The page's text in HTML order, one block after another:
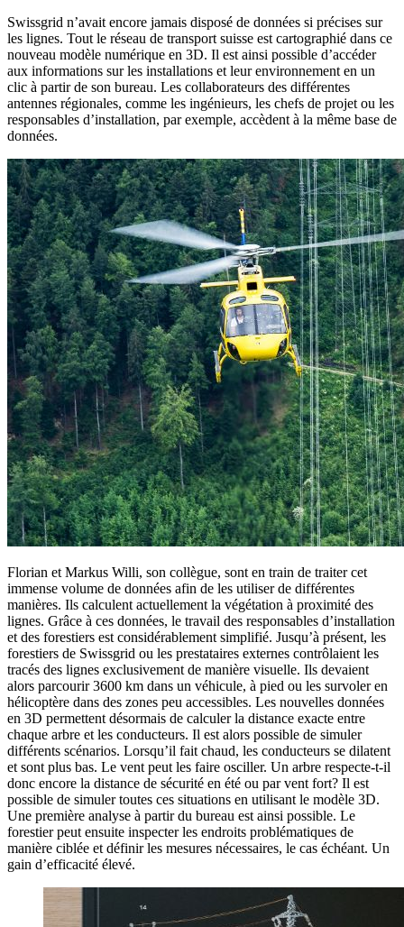
Swissgrid n’avait encore jamais disposé de données si précises sur
les lignes. Tout le réseau de transport suisse est cartographié dans ce
nouveau modèle numérique en 3D. Il est ainsi possible d’accéder
aux informations sur les installations et leur environnement en un
clic à partir de son bureau. Les collaborateurs des différentes
antennes régionales, comme les ingénieurs, les chefs de projet ou les
responsables d’installation, par exemple, accèdent à la même base de
données.
Florian et Markus Willi, son collègue, sont en train de traiter cet
immense volume de données afin de les utiliser de différentes
manières. Ils calculent actuellement la végétation à proximité des
lignes. Grâce à ces données, le travail des responsables d’installation
et des forestiers est considérablement simplifié. Jusqu’à présent, les
forestiers de Swissgrid ou les prestataires externes contrôlaient les
tracés des lignes exclusivement de manière visuelle. Ils devaient
alors parcourir 3600 km dans un véhicule, à pied ou les survoler en
hélicoptère dans des zones peu accessibles. Les nouvelles données
en 3D permettent désormais de calculer la distance exacte entre
chaque arbre et les conducteurs. Il est alors possible de simuler
différents scénarios. Lorsqu’il fait chaud, les conducteurs se dilatent
et sont plus bas. Le vent peut les faire osciller. Un arbre respecte-t-il
donc encore la distance de sécurité en été ou par vent fort? Il est
possible de simuler toutes ces situations en utilisant le modèle 3D.
Une première analyse à partir du bureau est ainsi possible. Le
forestier peut ensuite inspecter les endroits problématiques de
manière ciblée et définir les mesures nécessaires, le cas échéant. Un
gain d’efficacité élevé.